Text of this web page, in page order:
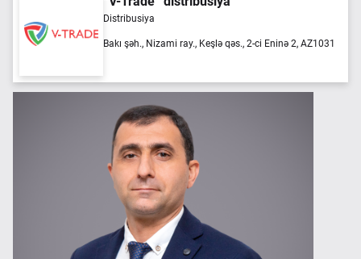
Distribusiya
Bakı şəh., Nizami ray., Keşlə qəs., 2-ci Eninə 2, AZ1031